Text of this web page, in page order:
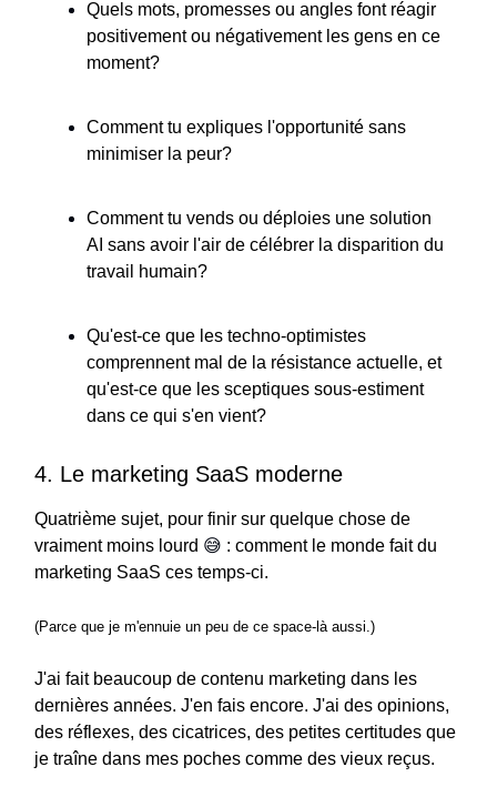
Quels mots, promesses ou angles font réagir
positivement ou négativement les gens en ce
moment?
Comment tu expliques l'opportunité sans
minimiser la peur?
Comment tu vends ou déploies une solution
AI sans avoir l'air de célébrer la disparition du
travail humain?
Qu'est-ce que les techno-optimistes
comprennent mal de la résistance actuelle, et
qu'est-ce que les sceptiques sous-estiment
dans ce qui s'en vient?
4. Le marketing SaaS moderne
Quatrième sujet, pour finir sur quelque chose de
vraiment moins lourd 😅 : comment le monde fait du
marketing SaaS ces temps-ci.
(Parce que je m'ennuie un peu de ce space-là aussi.)
J'ai fait beaucoup de contenu marketing dans les
dernières années. J'en fais encore. J'ai des opinions,
des réflexes, des cicatrices, des petites certitudes que
je traîne dans mes poches comme des vieux reçus.